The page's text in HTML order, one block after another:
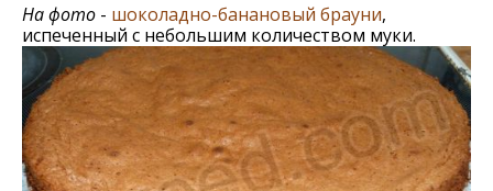
На фото - шоколадно-банановый брауни,
испеченный с небольшим количеством муки.